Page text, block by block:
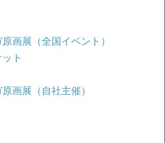
画展（全国イベント）
ト
画展（自社主催）